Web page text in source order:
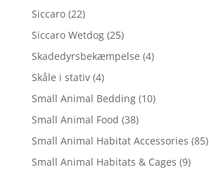
Siccaro (22)
Siccaro Wetdog (25)
Skadedyrsbekæmpelse (4)
Skåle i stativ (4)
Small Animal Bedding (10)
Small Animal Food (38)
Small Animal Habitat Accessories (85)
Small Animal Habitats & Cages (9)